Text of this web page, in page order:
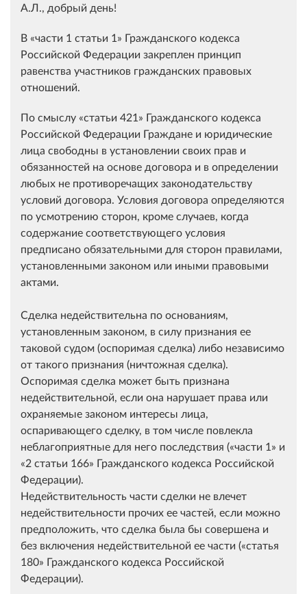
А.Л., добрый день!
В части 1 статьи 1
Гражданского кодекса
Российской Федерации закреплен принцип
равенства участников гражданских правовых
отношений.
По смыслу статьи 421
Гражданского кодекса
Российской Федерации Граждане и юридические
лица свободны в установлении своих прав и
обязанностей на основе договора и в определении
любых не противоречащих законодательству
условий договора. Условия договора определяются
по усмотрению сторон, кроме случаев, когда
содержание соответствующего условия
предписано обязательными для сторон правилами,
установленными законом или иными правовыми
актами.
Сделка недействительна по основаниям,
установленным законом, в силу признания ее
таковой судом (оспоримая сделка) либо независимо
от такого признания (ничтожная сделка).
Оспоримая сделка может быть признана
недействительной, если она нарушает права или
охраняемые законом интересы лица,
оспаривающего сделку, в том числе повлекла
неблагоприятные для него последствия ( части 1
и
2 статьи 166
Гражданского кодекса Российской
Федерации).
Недействительность части сделки не влечет
недействительности прочих ее частей, если можно
предположить, что сделка была бы совершена и
без включения недействительной ее части ( статья
180
Гражданского кодекса Российской
Федерации).